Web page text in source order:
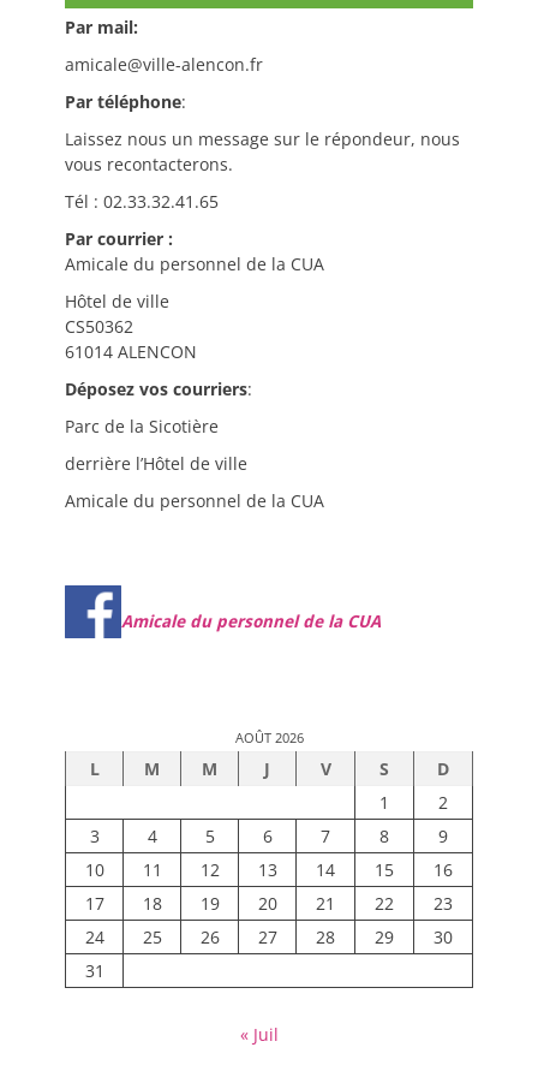
Par mail:
amicale@ville-alencon.fr
Par téléphone:
Laissez nous un message sur le répondeur, nous
vous recontacterons.
Tél : 02.33.32.41.65
Par courrier :
Amicale du personnel de la CUA
Hôtel de ville
CS50362
61014 ALENCON
Déposez vos courriers:
Parc de la Sicotière
derrière l’Hôtel de ville
Amicale du personnel de la CUA
Amicale du personnel de la CUA
AOÛT 2026
L M M J V S
D
1
2
3
4 5 6 7 8
9
10
11 12 13 14 15
16
17
18 19 20 21 22
23
24
25 26 27 28 29
30
31
« Juil